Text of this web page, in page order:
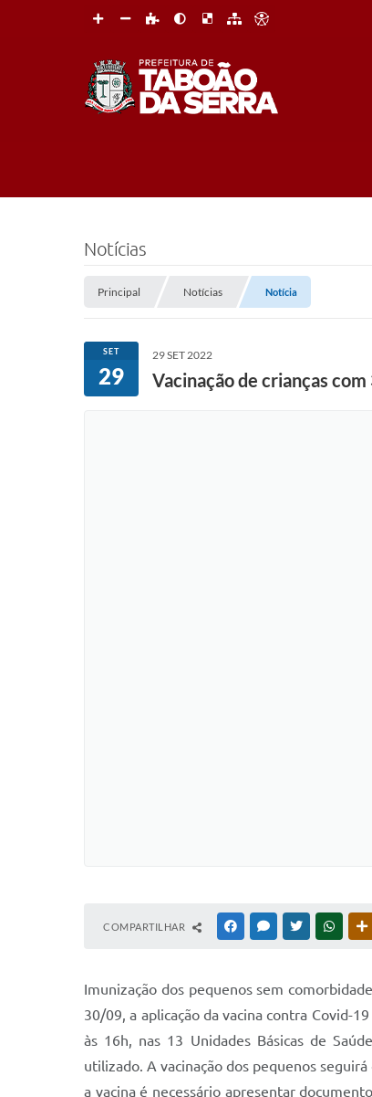
Notícias
Principal Notícias Notícia
SET
29
29 SET 2022
Vacinação de crianças
COMPARTILHAR FACEBOOKMESSENGER
TWITTER
Imunização dos pequenos sem
30/09, a aplicação da vacina contra Covid-
às 16h, nas 13 Unidades Básicas de
utilizado. A vacinação dos pequenos
a vacina é necessário apresentar